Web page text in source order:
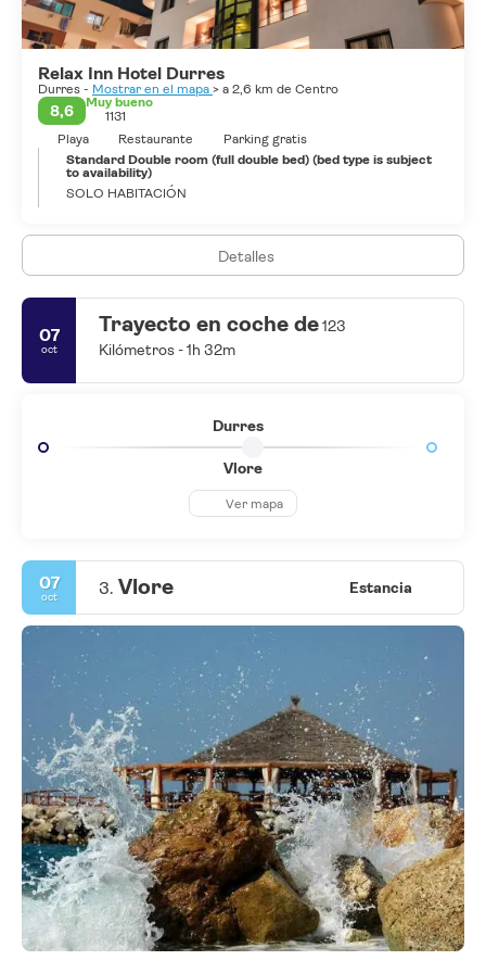
sido excavados muy poco, como existe bajo los edificios más
recientes. Sin embargo, el museo arqueológico está bien
llamaba Durres, una ciudad admirable, mientras que el poeta
Catulo la llamaba taberna adriática.
Hoy en día la ciudad es conocida por la localidad costera de
Durres con playas de arena y cálidas aguas del mar.Tiene unos
10,5 km de largo y es frecuentado por turistas albaneses y
extranjeros de mayo a octubre.
Relax Inn Hotel Durres
Durres - Mostrar en el mapa > a 2,6 km de Centro
8,6
Muy bueno
1131
Playa
Restaurante
Parking gratis
Standard Double room (full double bed) (bed type is subject
to availability)
SOLO HABITACIÓN
Detalles
07
oct
Trayecto en coche de123
Kilómetros - 1h 32m
Durres
Vlore
Ver mapa
07
oct 3. Vlore Estancia